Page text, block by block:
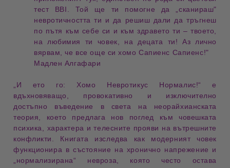
тест ВВI . Той ще ти помогне да „сканираш"
невротичността ти и да решиш дали да тръгнеш
по пътя към себе си и към здравето ти – твоето,
на любимия ти човек, на децата ти! Аз лично
вярвам, че все още сихомо Сапиенс Сапиенс!"
Мадлен Алгафари
„И ето го: Хомо Невротикус Нормалис!“
е
вдъхновяващо, провокативно и изключително
достъпно въведение в света на неорайхианската
теория , което предлага нов поглед към човешката
психика, характера и телесните прояви на вътрешните
конфликти. Книгата изследва как модерният човек
функционира в състояние на хронично напрежение и
„нормализирана“ невроза, която често остава